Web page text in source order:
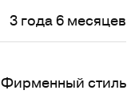
3 года 6 месяцев
Фирменный стиль